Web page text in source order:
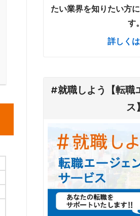
たい業界を知りたい方
す。
詳しく
#就職しよう【転職
ス】